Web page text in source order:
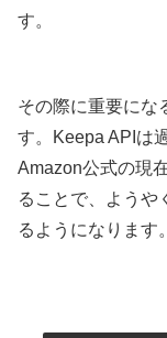
す。
その際に重要にな
す。Keepa APIは
Amazon公式の現
ることで、ようや
るようになります。